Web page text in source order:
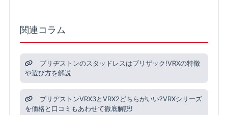
関連コラム
ブリヂストンのスタッドレスはブリザック!VRXの特徴
や選び方を解説
ブリヂストンVRX3とVRX2どちらがいい?VRXシリーズ
を価格と口コミもあわせて徹底解説!